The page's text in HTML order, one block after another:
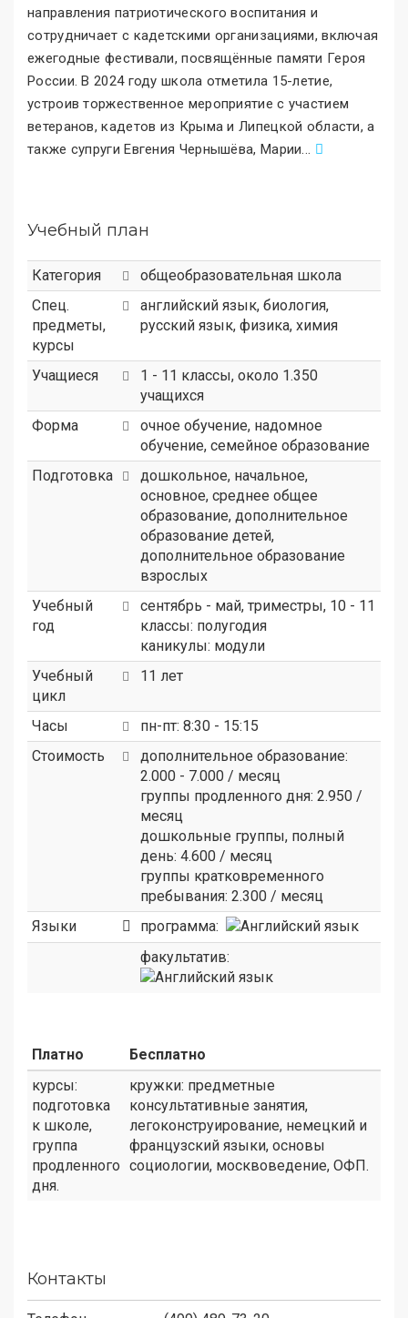
направления патриотического воспитания и
сотрудничает с кадетскими организациями, включая
ежегодные фестивали, посвящённые памяти Героя
России. В 2024 году школа отметила 15-летие,
устроив торжественное мероприятие с участием
ветеранов, кадетов из Крыма и Липецкой области, а
также супруги Евгения Чернышёва, Марии...
Учебный план
Категория
общеобразовательная школа
Спец.
предметы,
курсы
английский язык, биология,
русский язык, физика, химия
Учащиеся
1 - 11 классы, около 1.350
учащихся
Форма
очное обучение, надомное
обучение, семейное образование
Подготовка
дошкольное, начальное,
основное, среднее общее
образование, дополнительное
образование детей,
дополнительное образование
взрослых
Учебный
год
сентябрь - май, триместры, 10 - 11
классы: полугодия
каникулы: модули
Учебный
цикл
11 лет
Часы
пн-пт: 8:30 - 15:15
Стоимость
дополнительное образование:
2.000 - 7.000 / месяц
группы продленного дня: 2.950 /
месяц
дошкольные группы, полный
день: 4.600 / месяц
группы кратковременного
пребывания: 2.300 / месяц
Языки
программа:
факультатив:
Платно
Бесплатно
курсы:
подготовка
к школе,
группа
продленного
дня.
кружки: предметные
консультативные занятия,
легоконструирование, немецкий и
французский языки, основы
социологии, москвоведение, ОФП.
Контакты